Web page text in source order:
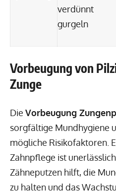
verdünnt
gurgeln
Vorbeugung von
Zunge
Die Vorbeugung
sorgfältige Mundhygiene
mögliche Risikofaktoren.
Zahnpflege ist
Zähneputzen hilft, die
zu halten und das